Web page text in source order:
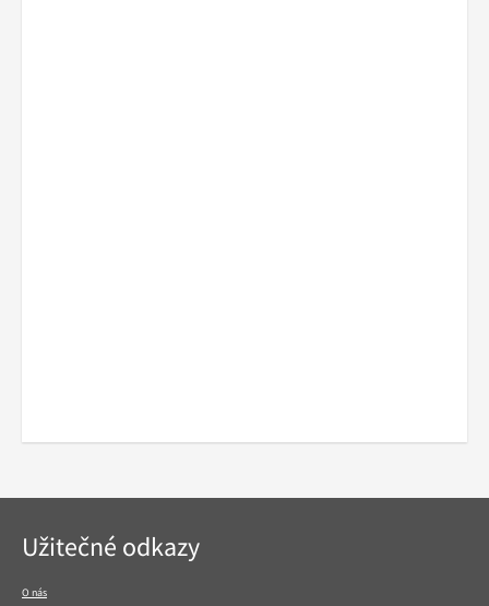
Navigace
v
Užitečné odkazy
O nás